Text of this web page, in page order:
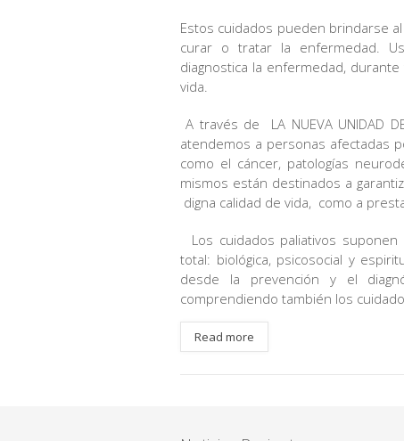
Estos cuidados pueden brindarse
curar o tratar la enfermedad.
diagnostica la enfermedad,
vida.
A través de LA NUEVA UNIDAD DE
atendemos a personas afectadas
como el cáncer, patologías
mismos están destinados a
digna calidad de vida, como a
Los cuidados paliativos
total: biológica, psicosocial y
desde la prevención y el
comprendiendo también los
Read more